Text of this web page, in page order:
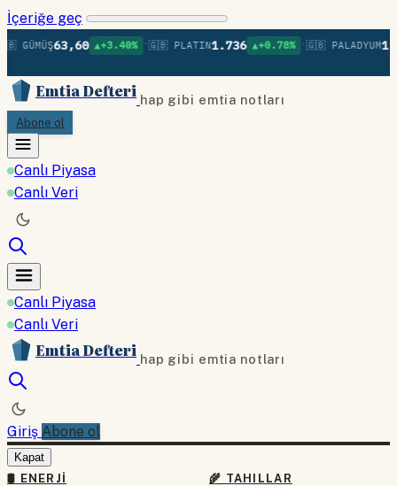
İçeriğe geç
63,60 ▲+3.40% •🇬🇧 PLATIN1.736 ▲+0.78% •🇬🇧 PALADYUM
Emtia Defteri hap gibi emtia notları
Abone ol
Canlı Piyasa
Canlı Veri
Canlı Piyasa
Canlı Veri
Emtia Defteri hap gibi emtia notları
Giriş Abone ol
Kapat
🛢 ENERJI
🌾 TAHILLAR